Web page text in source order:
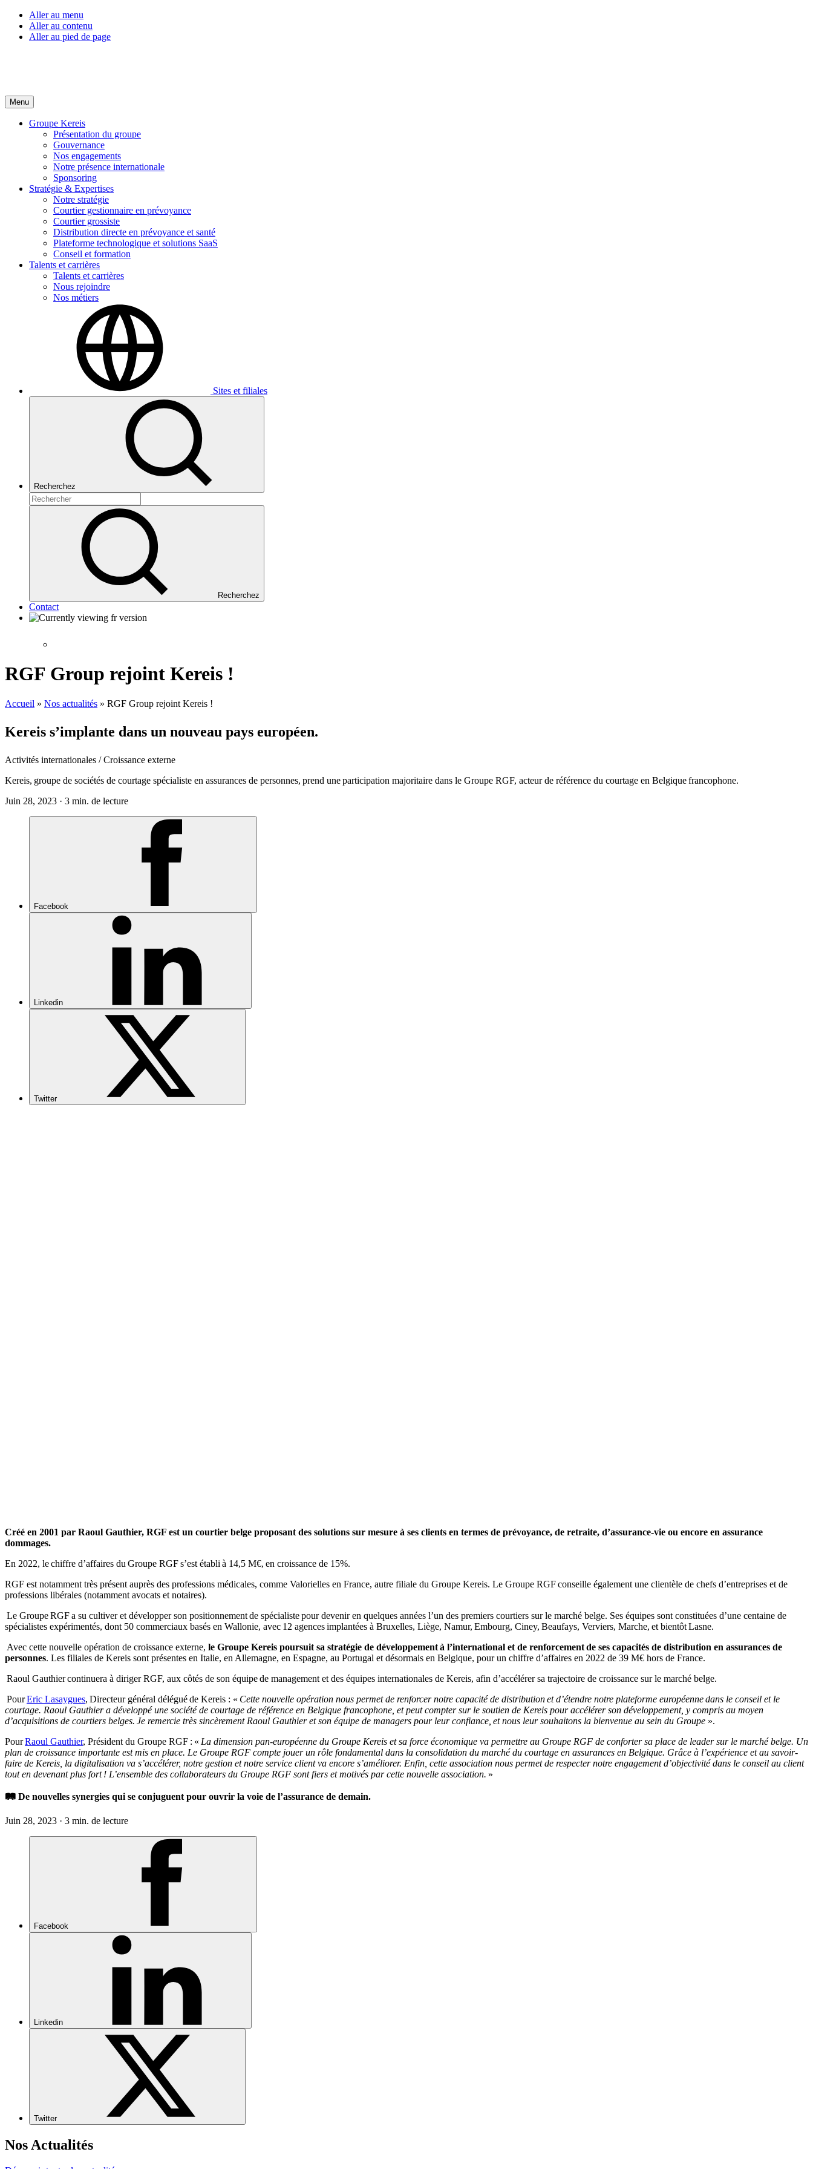
Aller au menu
Aller au contenu
Aller au pied de page
Menu
Groupe Kereis
Présentation du groupe
Gouvernance
Nos engagements
Notre présence internationale
Sponsoring
Stratégie & Expertises
Notre stratégie
Courtier gestionnaire en prévoyance
Courtier grossiste
Distribution directe en prévoyance et santé
Plateforme technologique et solutions SaaS
Conseil et formation
Talents et carrières
Talents et carrières
Nous rejoindre
Nos métiers
Sites et filiales
Recherchez
Recherchez
Contact
RGF Group rejoint Kereis !
Accueil » Nos actualités » RGF Group rejoint Kereis !
Kereis s’implante dans un nouveau pays européen.
Activités internationales / Croissance externe
Kereis, groupe de sociétés de courtage spécialiste en assurances de personnes, prend une participation majoritaire dans le Groupe RGF, acteur de référence du courtage en Belgique francophone.
Juin 28, 2023 · 3 min. de lecture
Facebook
Linkedin
Twitter
Créé en 2001 par Raoul Gauthier, RGF est un courtier belge proposant des solutions sur mesure à ses clients en termes de prévoyance, de retraite, d’assurance-vie ou encore en assurance
dommages.
En 2022, le chiffre d’affaires du Groupe RGF s’est établi à 14,5 M€, en croissance de 15%.
RGF est notamment très présent auprès des professions médicales, comme Valorielles en France, autre filiale du Groupe Kereis. Le Groupe RGF conseille également une clientèle de chefs d’entreprises et de
professions libérales (notamment avocats et notaires).
Le Groupe RGF a su cultiver et développer son positionnement de spécialiste pour devenir en quelques années l’un des premiers courtiers sur le marché belge. Ses équipes sont constituées d’une centaine de
spécialistes expérimentés, dont 50 commerciaux basés en Wallonie, avec 12 agences implantées à Bruxelles, Liège, Namur, Embourg, Ciney, Beaufays, Verviers, Marche, et bientôt Lasne.
Avec cette nouvelle opération de croissance externe, le Groupe Kereis poursuit sa stratégie de développement à l’international et de renforcement de ses capacités de distribution en assurances de
personnes. Les filiales de Kereis sont présentes en Italie, en Allemagne, en Espagne, au Portugal et désormais en Belgique, pour un chiffre d’affaires en 2022 de 39 M€ hors de France.
Raoul Gauthier continuera à diriger RGF, aux côtés de son équipe de management et des équipes internationales de Kereis, afin d’accélérer sa trajectoire de croissance sur le marché belge.
PourEric Lasaygues, Directeur général délégué de Kereis : « Cette nouvelle opération nous permet de renforcer notre capacité de distribution et d’étendre notre plateforme européenne dans le conseil et le
courtage. Raoul Gauthier a développé une société de courtage de référence en Belgique francophone, et peut compter sur le soutien de Kereis pour accélérer son développement, y compris au moyen
d’acquisitions de courtiers belges. Je remercie très sincèrement Raoul Gauthier et son équipe de managers pour leur confiance, et nous leur souhaitons la bienvenue au sein du Groupe ».
PourRaoul Gauthier, Président du Groupe RGF : « La dimension pan-européenne du Groupe Kereis et sa force économique va permettre au Groupe RGF de conforter sa place de leader sur le marché belge. Un
plan de croissance importante est mis en place. Le Groupe RGF compte jouer un rôle fondamental dans la consolidation du marché du courtage en assurances en Belgique. Grâce à l’expérience et au savoir-
faire de Kereis, la digitalisation va s’accélérer, notre gestion et notre service client va encore s’améliorer. Enfin, cette association nous permet de respecter notre engagement d’objectivité dans le conseil au client
tout en devenant plus fort ! L’ensemble des collaborateurs du Groupe RGF sont fiers et motivés par cette nouvelle association. »
🛤️ De nouvelles synergies qui se conjuguent pour ouvrir la voie de l’assurance de demain.
Juin 28, 2023 · 3 min. de lecture
Facebook
Linkedin
Twitter
Nos Actualités